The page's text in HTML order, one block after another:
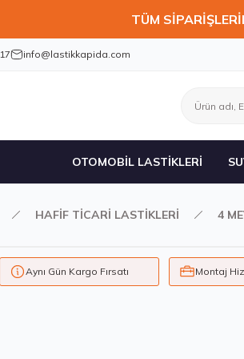
TÜM
info@lastikkapida.com
OTOMOBİL LASTİKLERİ
HAFİF TİCARİ LASTİKLERİ 4
Aynı Gün Kargo Fırsatı Montaj